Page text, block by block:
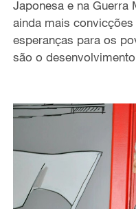
Japonesa e na Guerra
ainda mais
esperanças para os
são o